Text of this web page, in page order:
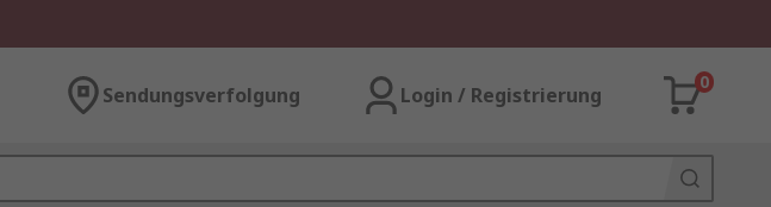
Sendungsverfolgung Login / Registrierung
0